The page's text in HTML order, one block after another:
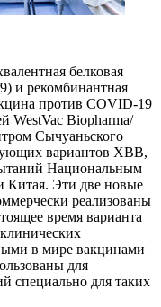
белковая
и рекомбинантная
против COVID-19
WestVac Biopharma/
Сычуаньского
вариантов XBB,
Национальным
Китая. Эти две новые
реализованы
время варианта
в мире вакцинами
для
специально для таких